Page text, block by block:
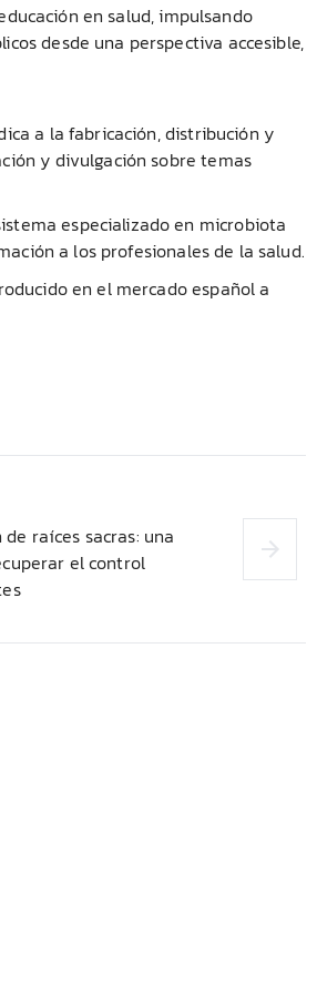
en salud, impulsando
desde una perspectiva accesible,
a la fabricación, distribución y
y divulgación sobre temas
especializado en microbiota
a los profesionales de la salud.
en el mercado español a
raíces sacras: una
el control